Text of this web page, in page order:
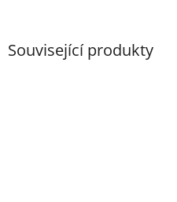
Související produkty